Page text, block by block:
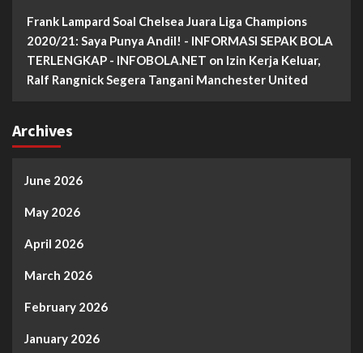
Frank Lampard Soal Chelsea Juara Liga Champions
2020/21: Saya Punya Andil! - INFORMASI SEPAK BOLA
TERLENGKAP - INFOBOLA.NET on Izin Kerja Keluar,
Ralf Rangnick Segera Tangani Manchester United
Archives
June 2026
May 2026
April 2026
March 2026
February 2026
January 2026